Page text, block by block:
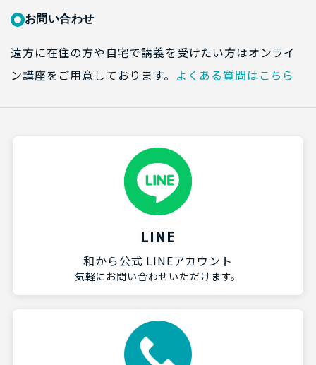
お問い合わせ
遠方に在住の方や自宅で講義を受けたい方はオンライ
ン講座をご用意しております。 よくある質問はこちら
LINE
和から公式 LINEアカウント
気軽にお問い合わせいただけます。